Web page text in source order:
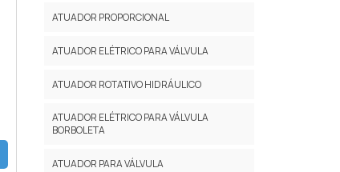
ATUADOR PROPORCIONAL
ATUADOR ELÉTRICO PARA VÁLVULA
ATUADOR ROTATIVO HIDRÁULICO
ATUADOR ELÉTRICO PARA VÁLVULA
BORBOLETA
ATUADOR PARA VÁLVULA